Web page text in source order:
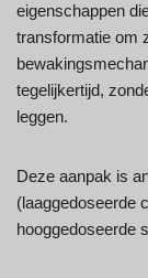
eigenschappen
transformatie om
tegelijkertijd,
leggen.
Deze aanpak is
(laaggedoseerde
hooggedoseerde